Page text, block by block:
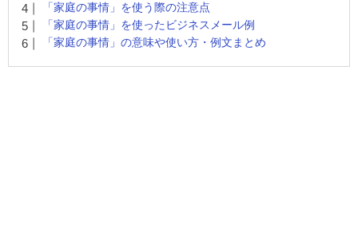
「家庭の事情」を使う際の注意点
「家庭の事情」を使ったビジネスメール例
「家庭の事情」の意味や使い方・例文まとめ